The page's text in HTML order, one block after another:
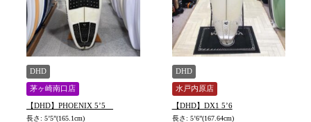
DHD
茅ヶ崎南口店
【DHD】PHOENIX 5’5
長さ: 5’5”(165.1cm)
DHD
水戸内原店
【DHD】DX1 5’6
長さ: 5’6”(167.64cm)